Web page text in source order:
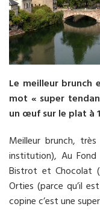
Le meilleur
mot « super
un œuf sur le plat à
Meilleur brunch,
institution), Au
Bistrot et Chocolat
Orties (parce qu’il
copine c’est une